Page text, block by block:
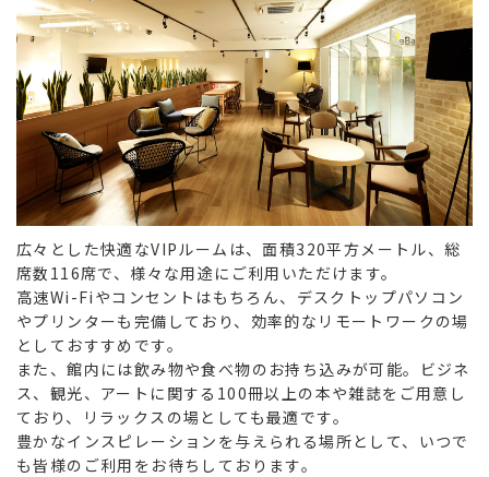
広々とした快適なVIPルームは、面積320平方メートル、総
席数116席で、様々な用途にご利用いただけます。
高速Wi-Fiやコンセントはもちろん、デスクトップパソコン
やプリンターも完備しており、効率的なリモートワークの場
としておすすめです。
また、館内には飲み物や食べ物のお持ち込みが可能。ビジネ
ス、観光、アートに関する100冊以上の本や雑誌をご用意し
ており、リラックスの場としても最適です。
豊かなインスピレーションを与えられる場所として、いつで
も皆様のご利用をお待ちしております。